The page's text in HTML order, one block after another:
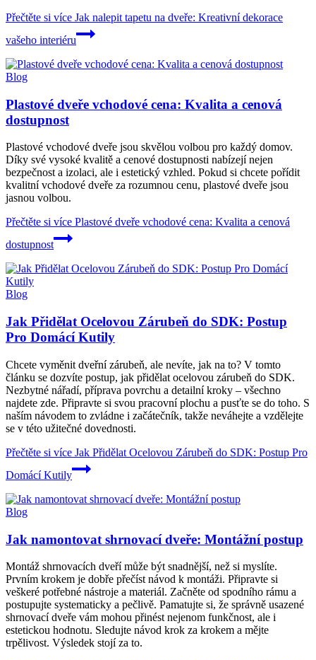
Přečtěte si více Jak nalepit tapetu na dveře: Kreativní dekorace
vašeho interiéru
Blog
Plastové dveře vchodové cena: Kvalita a cenová
dostupnost
Plastové vchodové dveře jsou skvělou volbou pro každý domov.
Díky své vysoké kvalitě a cenové dostupnosti nabízejí nejen
bezpečnost a izolaci, ale i estetický vzhled. Pokud si chcete pořídit
kvalitní vchodové dveře za rozumnou cenu, plastové dveře jsou
jasnou volbou.
Přečtěte si více Plastové dveře vchodové cena: Kvalita a cenová
dostupnost
Blog
Jak Přidělat Ocelovou Zárubeň do SDK: Postup
Pro Domácí Kutily
Chcete vyměnit dveřní zárubeň, ale nevíte, jak na to? V tomto
článku se dozvíte postup, jak přidělat ocelovou zárubeň do SDK.
Nezbytné nářadí, příprava povrchu a detailní kroky – všechno
najdete zde. Připravte si svou pracovní plochu a pusťte se do toho. S
naším návodem to zvládne i začátečník, takže neváhejte a vzdělejte
se v této užitečné dovednosti.
Přečtěte si více Jak Přidělat Ocelovou Zárubeň do SDK: Postup Pro
Domácí Kutily
Blog
Jak namontovat shrnovací dveře: Montážní postup
Montáž shrnovacích dveří může být snadnější, než si myslíte.
Prvním krokem je dobře přečíst návod k montáži. Připravte si
veškeré potřebné nástroje a materiál. Začněte od spodního rámu a
postupujte systematicky a pečlivě. Pamatujte si, že správně usazené
shrnovací dveře vám mohou přinést nejenom funkčnost, ale i
estetickou hodnotu. Sledujte návod krok za krokem a mějte
trpělivost. Výsledek stojí za to.